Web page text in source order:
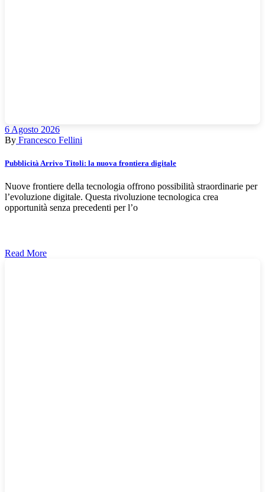
6 Agosto 2026
By Francesco Fellini
Pubblicità Arrivo Titoli: la nuova frontiera digitale
Nuove frontiere della tecnologia offrono possibilità straordinarie per
l’evoluzione digitale. Questa rivoluzione tecnologica crea
opportunità senza precedenti per l’o
Read More